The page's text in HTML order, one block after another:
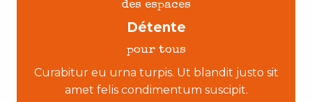
des espaces
Détente
pour tous
Curabitur eu urna turpis. Ut blandit justo sit
amet felis condimentum suscipit.